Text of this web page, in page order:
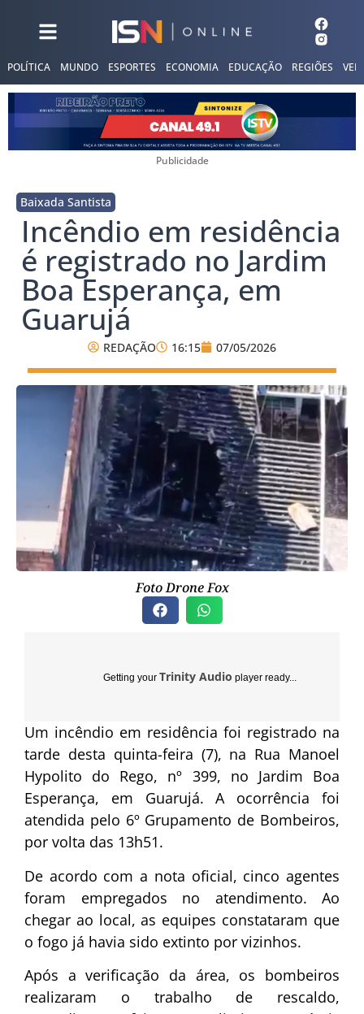
POLÍTICA MUNDO ESPORTES ECONOMIA EDUCAÇÃO REGIÕES
Publicidade
Baixada Santista
Incêndio em residência
é registrado no Jardim
Boa Esperança, em
Guarujá
REDAÇÃO 16:15 07/05/2026
Foto Drone Fox
Getting your Trinity Audio player ready...
Um incêndio em residência foi registrado na
tarde desta quinta-feira (7), na Rua Manoel
Hypolito do Rego, nº 399, no Jardim Boa
Esperança, em Guarujá. A ocorrência foi
atendida pelo 6º Grupamento de Bombeiros,
por volta das 13h51.
De acordo com a nota oficial, cinco agentes
foram empregados no atendimento. Ao
chegar ao local, as equipes constataram que
o fogo já havia sido extinto por vizinhos.
Após a verificação da área, os bombeiros
realizaram o trabalho de rescaldo,